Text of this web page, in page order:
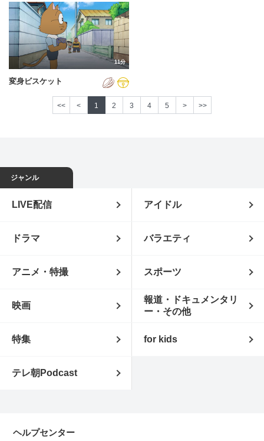
11分
変身ビスケット
<< < 1 2 3 4 5 > >>
ジャンル
LIVE配信 アイドル
ドラマ バラエティ
アニメ・特撮 スポーツ
映画
報道・ドキュメンタリ
ー・その他
特集 for kids
テレ朝Podcast
ヘルプセンター